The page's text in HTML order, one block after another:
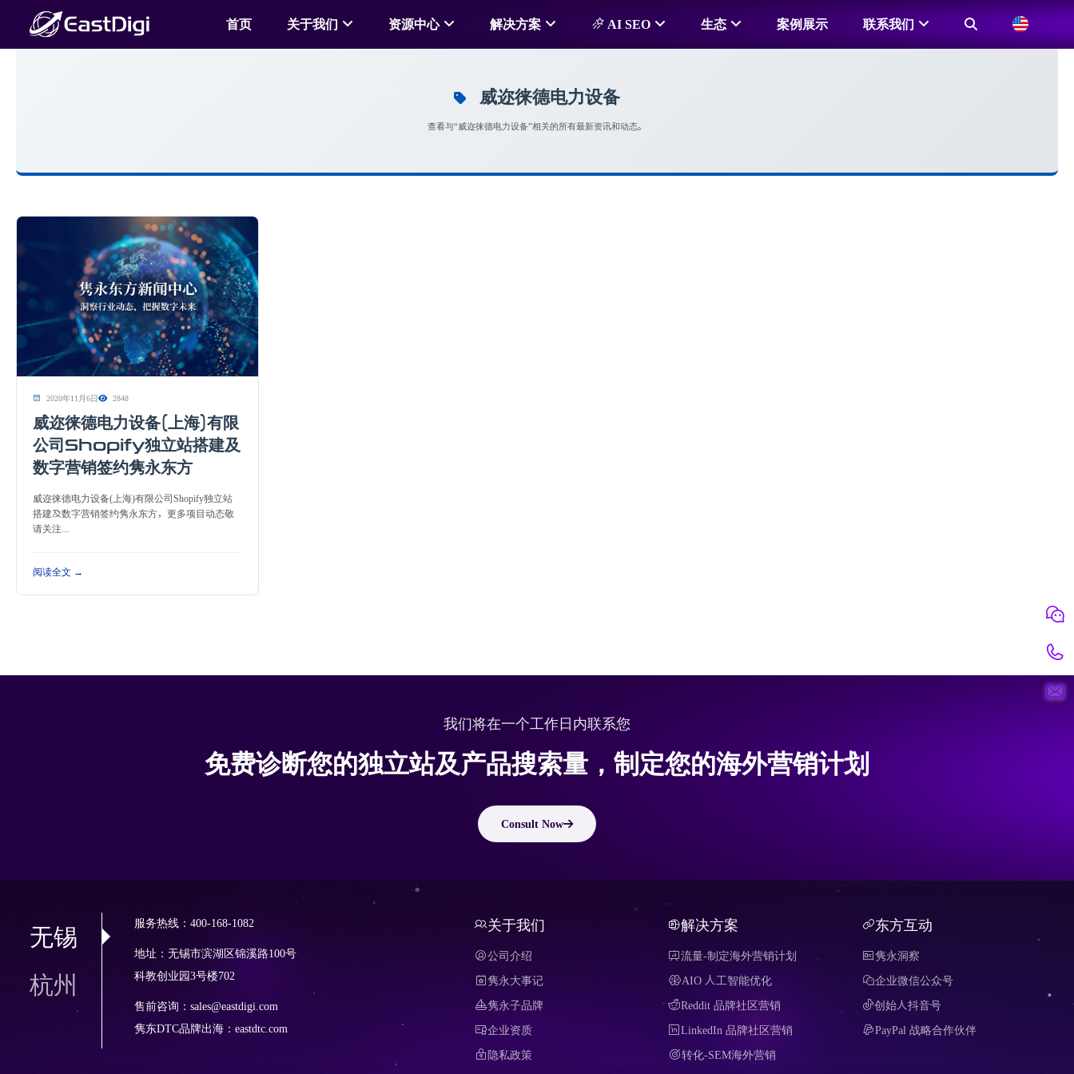
首页 关于我们 资源中心 解决方案 AI SEO 生态 案例展示 联系我们
威迩徕德电力设备
查看与“威迩徕德电力设备”相关的所有最新资讯和动态。
2020年11月6日 2848
威迩徕德电力设备(上海)有限
公司Shopify独立站搭建及
数字营销签约隽永东方
威迩徕德电力设备(上海)有限公司Shopify独立站
搭建及数字营销签约隽永东方，更多项目动态敬
请关注...
阅读全文 →
我们将在一个工作日内联系您
免费诊断您的独立站及产品搜索量，制定您的海外营销计划
Consult Now
无锡
杭州
服务热线：400-168-1082
地址：无锡市滨湖区锦溪路100号
科教创业园3号楼702
售前咨询：sales@eastdigi.com
隽东DTC品牌出海： eastdtc.com
关于我们
公司介绍
隽永大事记
隽永子品牌
企业资质
隐私政策
解决方案
流量-制定海外营销计划
AIO 人工智能优化
Reddit 品牌社区营销
LinkedIn 品牌社区营销
转化-SEM海外营销
东方互动
隽永洞察
企业微信公众号
创始人抖音号
PayPal 战略合作伙伴